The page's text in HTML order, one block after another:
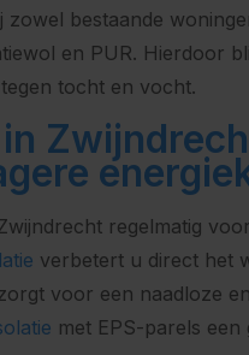
zowel bestaande
en PUR. Hierdoor
tocht en vocht.
regelmatig
verbetert u direct het
voor een naadloze
met EPS-parels